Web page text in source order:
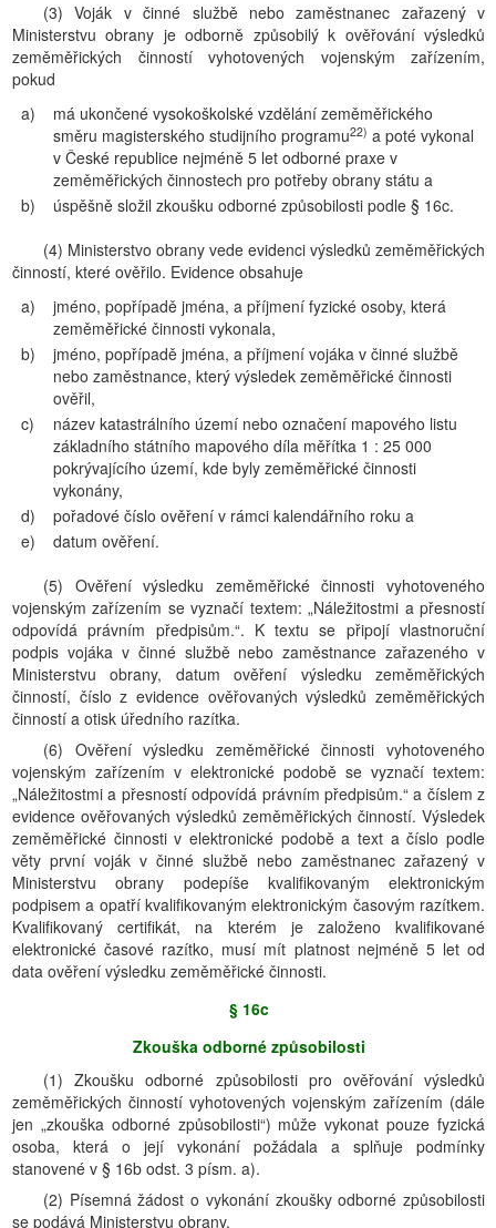
(3) Voják v činné službě nebo zaměstnanec zařazený v
Ministerstvu obrany je odborně způsobilý k ověřování výsledků
zeměměřických činností vyhotovených vojenským zařízením,
pokud
a)
má ukončené vysokoškolské vzdělání zeměměřického
směru magisterského studijního programu22) a poté vykonal
v České republice nejméně 5 let odborné praxe v
zeměměřických činnostech pro potřeby obrany státu a
b)
úspěšně složil zkoušku odborné způsobilosti podle § 16c.
(4) Ministerstvo obrany vede evidenci výsledků zeměměřických
činností, které ověřilo. Evidence obsahuje
a)
jméno, popřípadě jména, a příjmení fyzické osoby, která
zeměměřické činnosti vykonala,
b)
jméno, popřípadě jména, a příjmení vojáka v činné službě
nebo zaměstnance, který výsledek zeměměřické činnosti
ověřil,
c)
název katastrálního území nebo označení mapového listu
základního státního mapového díla měřítka 1 : 25 000
pokrývajícího území, kde byly zeměměřické činnosti
vykonány,
d)
pořadové číslo ověření v rámci kalendářního roku a
e)
datum ověření.
(5) Ověření výsledku zeměměřické činnosti vyhotoveného
vojenským zařízením se vyznačí textem: „Náležitostmi a přesností
odpovídá právním předpisům.“. K textu se připojí vlastnoruční
podpis vojáka v činné službě nebo zaměstnance zařazeného v
Ministerstvu obrany, datum ověření výsledku zeměměřických
činností, číslo z evidence ověřovaných výsledků zeměměřických
činností a otisk úředního razítka.
(6) Ověření výsledku zeměměřické činnosti vyhotoveného
vojenským zařízením v elektronické podobě se vyznačí textem:
„Náležitostmi a přesností odpovídá právním předpisům.“ a číslem z
evidence ověřovaných výsledků zeměměřických činností. Výsledek
zeměměřické činnosti v elektronické podobě a text a číslo podle
věty první voják v činné službě nebo zaměstnanec zařazený v
Ministerstvu obrany podepíše kvalifikovaným elektronickým
podpisem a opatří kvalifikovaným elektronickým časovým razítkem.
Kvalifikovaný certifikát, na kterém je založeno kvalifikované
elektronické časové razítko, musí mít platnost nejméně 5 let od
data ověření výsledku zeměměřické činnosti.
§ 16c
Zkouška odborné způsobilosti
(1) Zkoušku odborné způsobilosti pro ověřování výsledků
zeměměřických činností vyhotovených vojenským zařízením (dále
jen „zkouška odborné způsobilosti“) může vykonat pouze fyzická
osoba, která o její vykonání požádala a splňuje podmínky
stanovené v § 16b odst. 3 písm. a).
(2) Písemná žádost o vykonání zkoušky odborné způsobilosti
se podává Ministerstvu obrany.